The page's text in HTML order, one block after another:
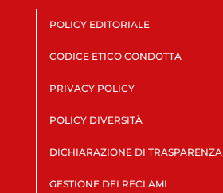
POLICY EDITORIALE
CODICE ETICO CONDOTTA
PRIVACY POLICY
POLICY DIVERSITÀ
DICHIARAZIONE DI TRASPARENZA
GESTIONE DEI RECLAMI